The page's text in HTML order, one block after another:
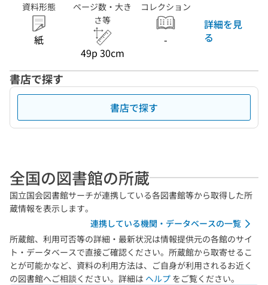
資料形態
紙
ページ数・大き
さ等
49p 30cm
コレクション
-
詳細を見
る
書店で探す
書店で探す
全国の図書館の所蔵
国立国会図書館サーチが連携している各図書館等から取得した所
蔵情報を表示します。
連携している機関・データベースの一覧
所蔵館、利用可否等の詳細・最新状況は情報提供元の各館のサイ
ト・データベースで直接ご確認ください。所蔵館から取寄せるこ
とが可能かなど、資料の利用方法は、ご自身が利用されるお近く
の図書館へご相談ください。詳細は ヘルプ をご覧ください。